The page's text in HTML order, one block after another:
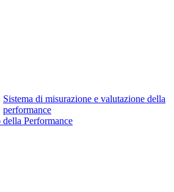
Sistema di misurazione e valutazione della
performance
della Performance